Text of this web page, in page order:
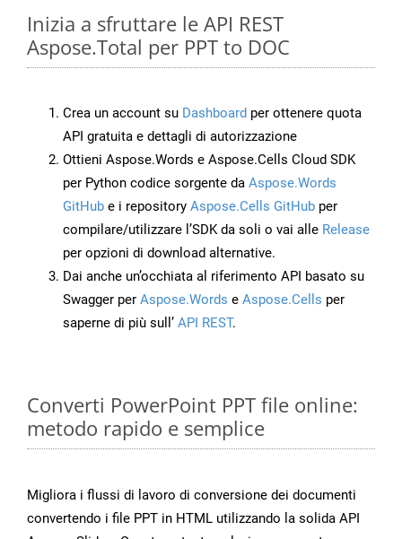
Inizia a sfruttare le API REST
Aspose.Total per PPT to DOC
Crea un account su Dashboard per ottenere quota
API gratuita e dettagli di autorizzazione
Ottieni Aspose.Words e Aspose.Cells Cloud SDK
per Python codice sorgente da Aspose.Words
GitHub e i repository Aspose.Cells GitHub per
compilare/utilizzare l’SDK da soli o vai alle Release
per opzioni di download alternative.
Dai anche un’occhiata al riferimento API basato su
Swagger per Aspose.Words e Aspose.Cells per
saperne di più sull’ API REST.
Converti PowerPoint PPT file online:
metodo rapido e semplice
Migliora i flussi di lavoro di conversione dei documenti
convertendo i file PPT in HTML utilizzando la solida API